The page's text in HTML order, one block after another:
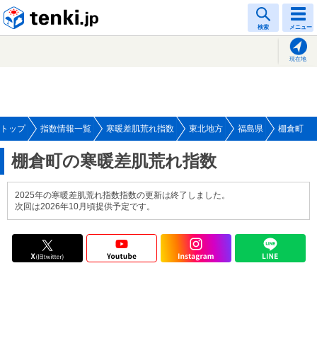
検索 メニュー
現在地
トップ 指数情報一覧 寒暖差肌荒れ指数 東北地方 福島県 棚倉町
棚倉町の寒暖差肌荒れ指数
2025年の寒暖差肌荒れ指数指数の更新は終了しました。
次回は2026年10月頃提供予定です。